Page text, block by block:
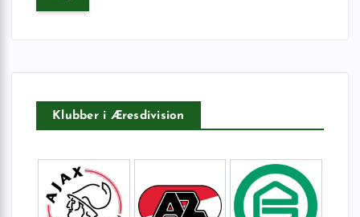
:
Klubber i Æresdivision